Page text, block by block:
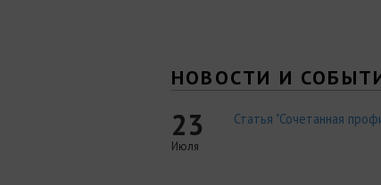
НОВОСТИ И
23
Июля
Статья "Сочетанная